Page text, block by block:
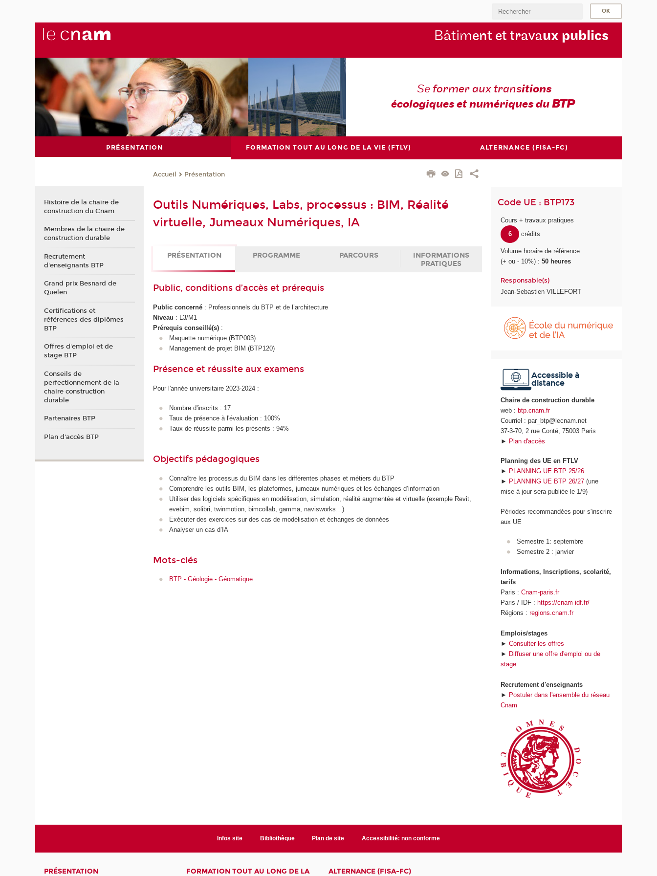
Bâtiment et travaux publics
Se former aux transitions
écologiques et numériques duBTP
PRÉSENTATION FORMATION TOUT AU LONG DE LA VIE (FTLV) ALTERNANCE (FISA-FC)
Accueil Présentation
Outils Numériques, Labs, processus : BIM, Réalité
virtuelle, Jumeaux Numériques, IA
PRÉSENTATION PROGRAMME PARCOURS
INFORMATIONS
PRATIQUES
Public, conditions d’accès et prérequis
Public concerné : Professionnels du BTP et de l’architecture
Niveau : L3/M1
Prérequis conseillé(s) :
Maquette numérique (BTP003)
Management de projet BIM (BTP120)
Présence et réussite aux examens
Pour l'année universitaire 2023-2024 :
Nombre d'inscrits : 17
Taux de présence à l'évaluation : 100%
Taux de réussite parmi les présents : 94%
Objectifs pédagogiques
Connaître les processus du BIM dans les différentes phases et métiers du BTP
Comprendre les outils BIM, les plateformes, jumeaux numériques et les échanges d’information
Utiliser des logiciels spécifiques en modélisation, simulation, réalité augmentée et virtuelle (exemple Revit,
evebim, solibri, twinmotion, bimcollab, gamma, navisworks…)
Exécuter des exercices sur des cas de modélisation et échanges de données
Analyser un cas d’IA
Mots-clés
BTP - Géologie - Géomatique
Code UE : BTP173
Cours + travaux pratiques
6
crédits
Volume horaire de référence
(+ ou - 10%) :50 heures
Responsable(s)
Jean-Sebastien VILLEFORT
Accessible à
distance
Chaire de construction durable
web :btp.cnam.fr
Courriel : par_btp@lecnam.net
37-3-70, 2 rue Conté, 75003 Paris
► Plan d'accès
Planning des UE en FTLV
► PLANNING UE BTP 25/26
► PLANNING UE BTP 26/27 (une
mise à jour sera publiée le 1/9)
Périodes recommandées pour s'inscrire
aux UE
Semestre 1: septembre
Semestre 2 : janvier
Informations, Inscriptions, scolarité,
tarifs
Paris :Cnam-paris.fr
Paris / IDF :https://cnam-idf.fr/
Régions :regions.cnam.fr
Emplois/stages
►Consulter les offres
► Diffuser une offre d'emploi ou de
stage
Recrutement d'enseignants
► Postuler dans l'ensemble du réseau
Cnam
Histoire de la chaire de
construction du Cnam
Membres de la chaire de
construction durable
Recrutement
d'enseignants BTP
Grand prix Besnard de
Quelen
Certifications et
références des diplômes
BTP
Offres d'emploi et de
stage BTP
Conseils de
perfectionnement de la
chaire construction
durable
Partenaires BTP
Plan d'accès BTP
Infos site Bibliothèque Plan de site Accessibilité: non conforme
PRÉSENTATION FORMATION TOUT AU LONG DE LA ALTERNANCE (FISA-FC)